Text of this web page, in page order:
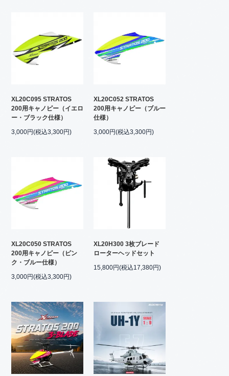
XL20C095 STRATOS
200用キャノピー（イエロ
ー・ブラック仕様）
3,000円(税込3,300円)
XL20C052 STRATOS
200用キャノピー（ブルー
仕様）
3,000円(税込3,300円)
XL20C050 STRATOS
200用キャノピー（ピン
ク・ブルー仕様）
3,000円(税込3,300円)
XL20H300 3枚ブレード
ローターヘッドセット
15,800円(税込17,380円)